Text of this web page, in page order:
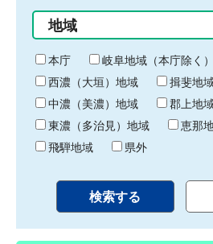
始
り
間
終
わ
り
地域
本庁
岐阜地域（本庁除く）
西濃（大垣）地域
揖斐地
中濃（美濃）地域
郡上地
東濃（多治見）地域
恵那
飛騨地域
県外